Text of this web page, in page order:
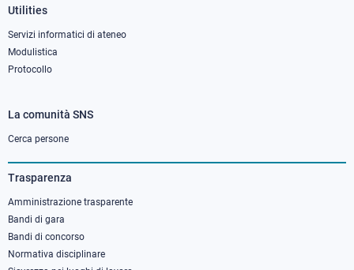
Utilities
Servizi informatici di ateneo
Modulistica
Protocollo
Footer
column
3
La comunità SNS
Cerca persone
Trasparenza
Amministrazione trasparente
Bandi di gara
Bandi di concorso
Normativa disciplinare